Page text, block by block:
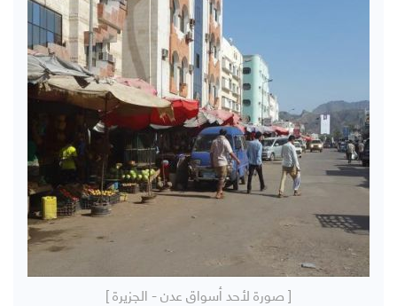
[ صورة لأحد أسواق عدن - الجزيرة ]